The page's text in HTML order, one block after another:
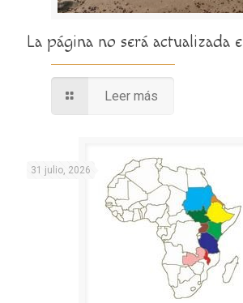
La página no será actualizada
Leer más
31 julio, 2026